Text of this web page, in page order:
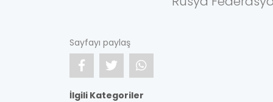
Sayfayı paylaş
İlgili Kategoriler